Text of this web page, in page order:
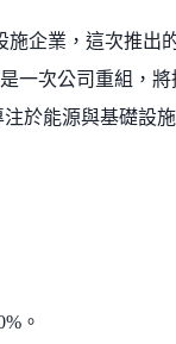
施企業，這次推出
一次公司重組，
注於能源與基礎設
。